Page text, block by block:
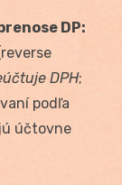
DP:
DPH;
podľa
účtovne